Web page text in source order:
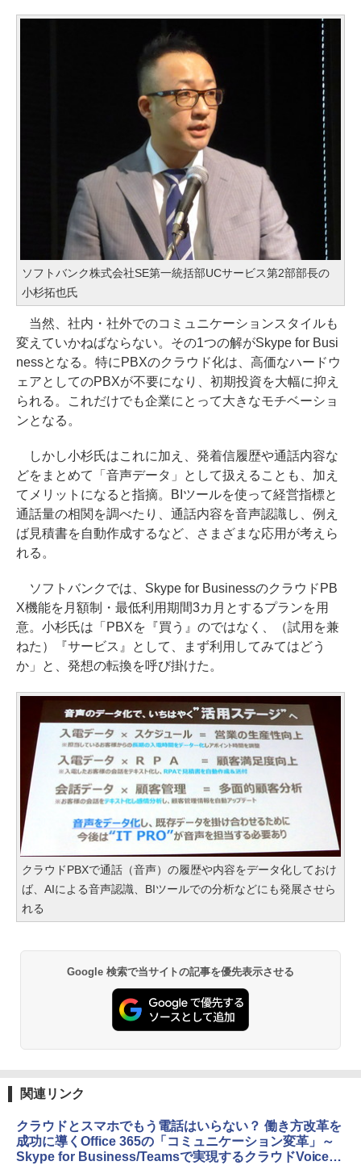
ソフトバンク株式会社SE第一統括部UCサービス第2部部長の
小杉拓也氏
当然、社内・社外でのコミュニケーションスタイルも
変えていかねばならない。その1つの解がSkype for Busi
nessとなる。特にPBXのクラウド化は、高価なハードウ
ェアとしてのPBXが不要になり、初期投資を大幅に抑え
られる。これだけでも企業にとって大きなモチベーショ
ンとなる。
しかし小杉氏はこれに加え、発着信履歴や通話内容な
どをまとめて「音声データ」として扱えることも、加え
てメリットになると指摘。BIツールを使って経営指標と
通話量の相関を調べたり、通話内容を音声認識し、例え
ば見積書を自動作成するなど、さまざまな応用が考えら
れる。
ソフトバンクでは、Skype for BusinessのクラウドPB
X機能を月額制・最低利用期間3カ月とするプランを用
意。小杉氏は「PBXを『買う』のではなく、（試用を兼
ねた）『サービス』として、まず利用してみてはどう
か」と、発想の転換を呼び掛けた。
クラウドPBXで通話（音声）の履歴や内容をデータ化しておけ
ば、AIによる音声認識、BIツールでの分析などにも発展させら
れる
Google 検索で当サイトの記事を優先表示させる
関連リンク
クラウドとスマホでもう電話はいらない？ 働き方改革を
成功に導くOffice 365の「コミュニケーション変革」～
Skype for Business/Teamsで実現するクラウドVoiceの